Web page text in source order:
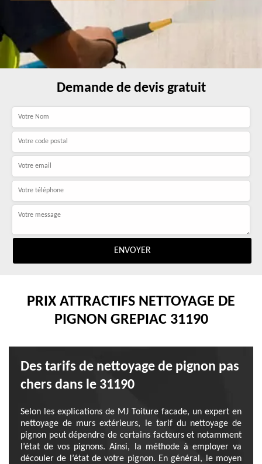
Demande de devis gratuit
PRIX ATTRACTIFS NETTOYAGE DE
PIGNON GREPIAC 31190
Des tarifs de nettoyage de pignon pas
chers dans le 31190
Selon les explications de MJ Toiture facade, un expert en
nettoyage de murs extérieurs, le tarif du nettoyage de
pignon peut dépendre de certains facteurs et notamment
l’état de vos pignons. Ainsi, la méthode à employer va
découler de l’état de votre pignon. En général, le moyen